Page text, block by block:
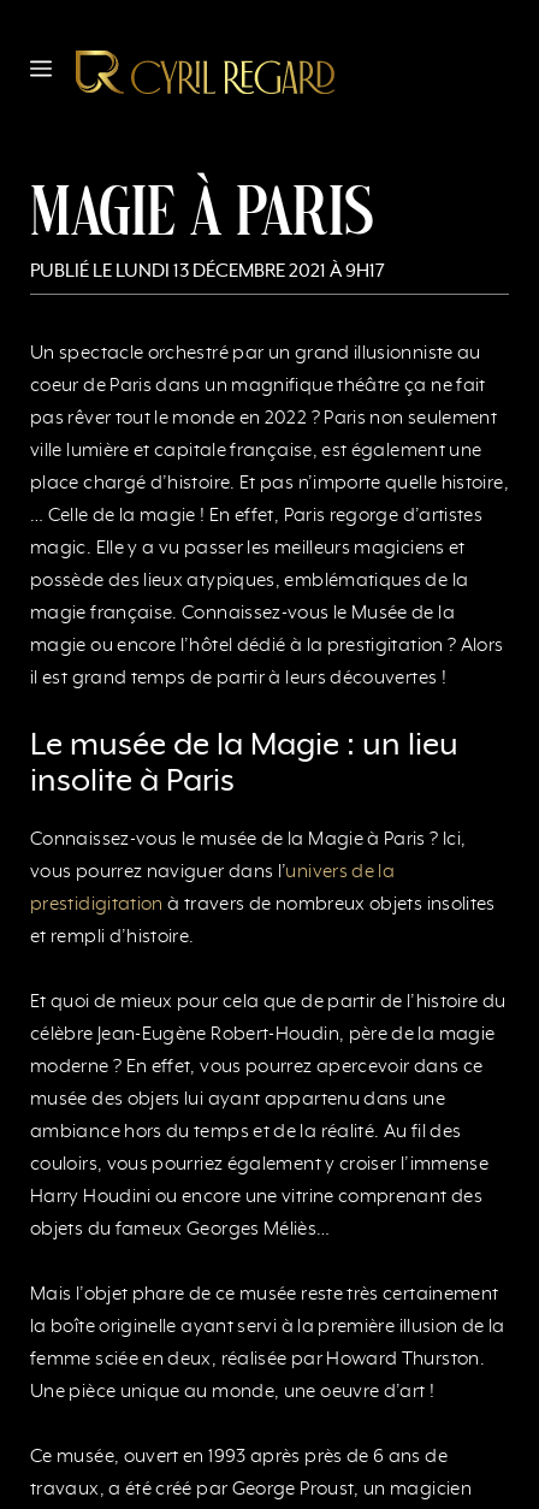
contenuMENU
Magie à Paris
PUBLIÉ LE LUNDI 13 DÉCEMBRE 2021 À 9H17
Un spectacle orchestré par un grand illusionniste au
coeur de Paris dans un magnifique théâtre ça ne fait
pas rêver tout le monde en 2022 ? Paris non seulement
ville lumière et capitale française, est également une
place chargé d’histoire. Et pas n’importe quelle histoire,
… Celle de la magie ! En effet, Paris regorge d’artistes
magic. Elle y a vu passer les meilleurs magiciens et
possède des lieux atypiques, emblématiques de la
magie française. Connaissez-vous le Musée de la
magie ou encore l’hôtel dédié à la prestigitation ? Alors
il est grand temps de partir à leurs découvertes !
Le musée de la Magie : un lieu
insolite à Paris
Connaissez-vous le musée de la Magie à Paris ? Ici,
vous pourrez naviguer dans l’univers de la
prestidigitation à travers de nombreux objets insolites
et rempli d’histoire.
Et quoi de mieux pour cela que de partir de l’histoire du
célèbre Jean-Eugène Robert-Houdin, père de la magie
moderne ? En effet, vous pourrez apercevoir dans ce
musée des objets lui ayant appartenu dans une
ambiance hors du temps et de la réalité. Au fil des
couloirs, vous pourriez également y croiser l’immense
Harry Houdini ou encore une vitrine comprenant des
objets du fameux Georges Méliès…
Mais l’objet phare de ce musée reste très certainement
la boîte originelle ayant servi à la première illusion de la
femme sciée en deux, réalisée par Howard Thurston.
Une pièce unique au monde, une oeuvre d’art !
Ce musée, ouvert en 1993 après près de 6 ans de
travaux, a été créé par George Proust, un magicien